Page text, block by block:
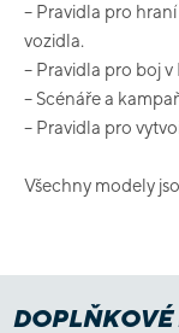
– Pravidla pro
vozidla.
– Pravidla pro boj
– Scénáře a
– Pravidla pro
Všechny modely
DOPLŇKOVÉ